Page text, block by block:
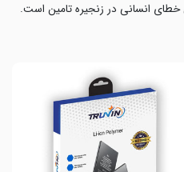
خطای انسانی در زنجیره تامین است.